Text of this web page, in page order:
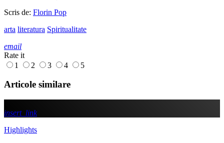
Scris de: Florin Pop
arta literatura Spiritualitate
email
Rate it
1
2 3 4 5
Articole similare
insert_link
Highlights